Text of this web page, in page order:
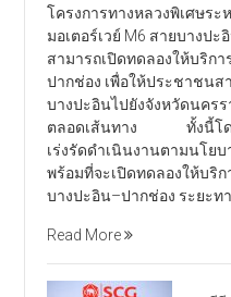
โครงการทางหลวงพิเศษระ
มอเตอร์เวย์ M6 สายบางป
สามารถเปิดทดลองให้บริก
ปากช่อง เพื่อให้ประชาชนส
บางปะอินไปยังจังหวัดนคร
ตลอดเส้นทาง ทั้งนี้โดย
เร่งรัดดำเนินงานตามนโย
พร้อมที่จะเปิดทดลองให้บริก
บางปะอิน–ปากช่อง ระยะท
Read More